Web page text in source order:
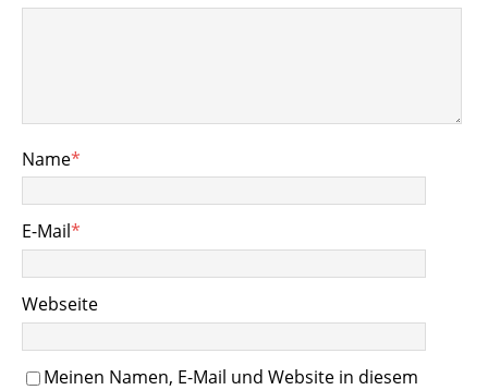
Name*
E-Mail*
Webseite
Meinen Namen, E-Mail und Website in diesem